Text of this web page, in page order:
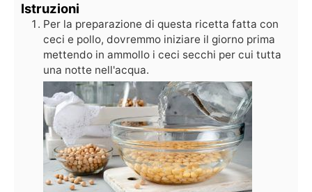
Istruzioni
Per la preparazione di questa ricetta fatta con
ceci e pollo, dovremmo iniziare il giorno prima
mettendo in ammollo i ceci secchi per cui tutta
una notte nell'acqua.